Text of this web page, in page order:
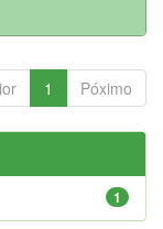
1 Póximo
1